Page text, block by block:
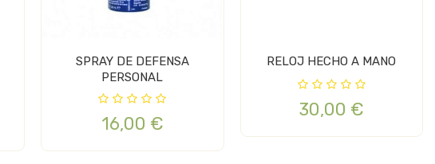
SPRAY DE DEFENSA
PERSONAL
16,00 €
RELOJ HECHO A MANO
30,00 €